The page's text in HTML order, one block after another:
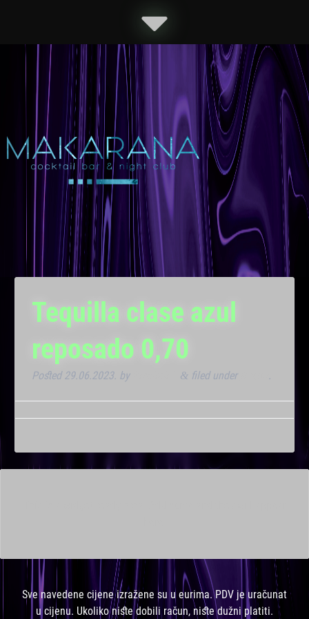
Tequilla clase azul
reposado 0,70
Posted 29.06.2023. by & filed under .
Sve navedene cijene izražene su u eurima. PDV je uračunat
u cijenu. Ukoliko niste dobili račun, niste dužni platiti.